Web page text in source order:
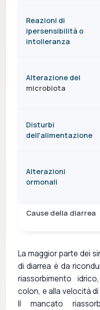
Cause della diarrea
Reazioni di
ipersensibilità o
intolleranza
Alterazione del
microbiota
Disturbi
dell'alimentazione
Alterazioni
ormonali
La maggior parte dei
di diarrea è da
riassorbimento
colon, e alla velocità
Il mancato